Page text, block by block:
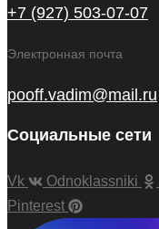
+7 (927) 503-07-07
Электронная почта
pooff.vadim@mail.ru
Социальные сети
Vk Odnoklassniki
Pinterest